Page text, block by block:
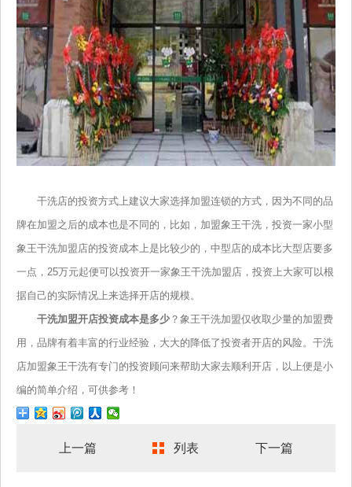
干洗店的投资方式上建议大家选择加盟连锁的方式，因为不同的品
牌在加盟之后的成本也是不同的，比如，加盟象王干洗，投资一家小型
象王干洗加盟店的投资成本上是比较少的，中型店的成本比大型店要多
一点，25万元起便可以投资开一家象王干洗加盟店，投资上大家可以根
据自己的实际情况上来选择开店的规模。
干洗加盟开店投资成本是多少 ？象王干洗加盟仅收取少量的加盟费
用，品牌有着丰富的行业经验，大大的降低了投资者开店的风险。干洗
店加盟象王干洗有专门的投资顾问来帮助大家去顺利开店，以上便是小
编的简单介绍，可供参考！
上一篇 列表 下一篇